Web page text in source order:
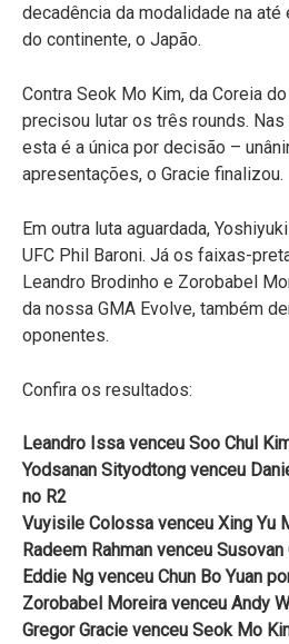
decadência da modalidade na até
do continente, o Japão.
Contra Seok Mo Kim, da Coreia
precisou lutar os três rounds.
esta é a única por decisão –
apresentações, o Gracie finalizou.
Em outra luta aguardada,
UFC Phil Baroni. Já os faixas-
Leandro Brodinho e Zorobabel
da nossa GMA Evolve, também
oponentes.
Confira os resultados:
Leandro Issa venceu Soo Chul
Yodsanan Sityodtong venceu
no R2
Vuyisile Colossa venceu Xing Yu
Radeem Rahman venceu
Eddie Ng venceu Chun Bo Yuan
Zorobabel Moreira venceu Andy
Gregor Gracie venceu Seok Mo